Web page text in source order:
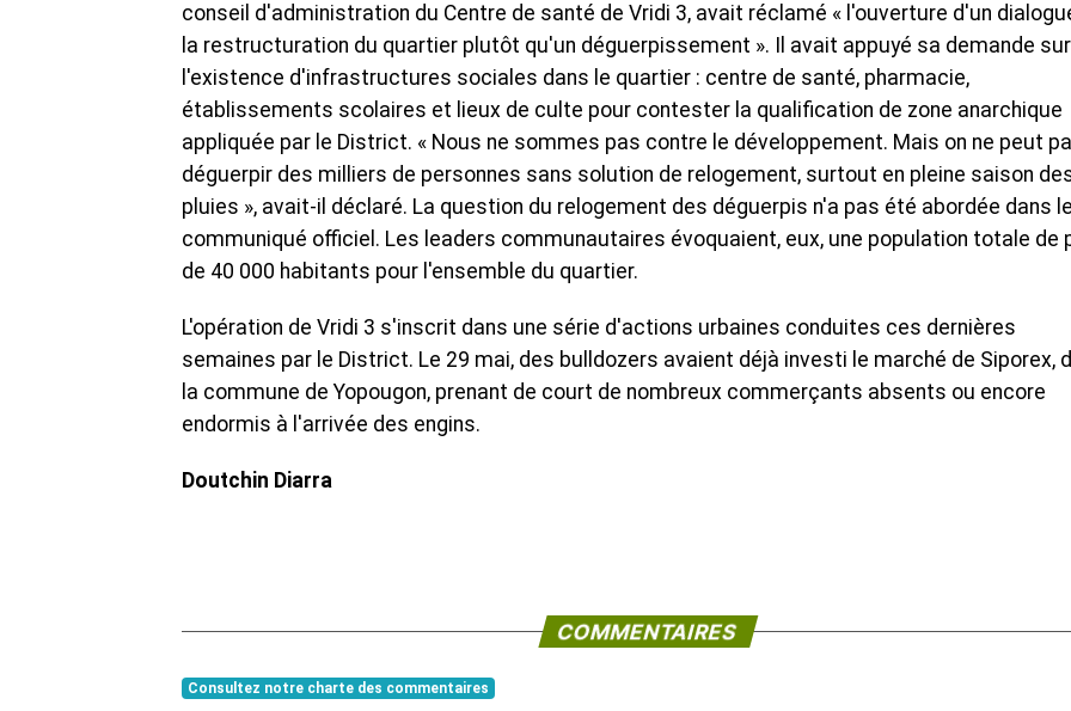
conseil d'administration du Centre de santé de Vridi 3, avait réclamé « l'ouverture d'un
la restructuration du quartier plutôt qu'un déguerpissement ». Il avait appuyé sa demande sur
l'existence d'infrastructures sociales dans le quartier : centre de santé, pharmacie,
établissements scolaires et lieux de culte pour contester la qualification de zone anarchique
appliquée par le District. « Nous ne sommes pas contre le développement. Mais on ne peut
déguerpir des milliers de personnes sans solution de relogement, surtout en pleine saison
pluies », avait-il déclaré. La question du relogement des déguerpis n'a pas été abordée dans le
communiqué officiel. Les leaders communautaires évoquaient, eux, une population totale de
de 40 000 habitants pour l'ensemble du quartier.
L'opération de Vridi 3 s'inscrit dans une série d'actions urbaines conduites ces dernières
semaines par le District. Le 29 mai, des bulldozers avaient déjà investi le marché de Siporex,
la commune de Yopougon, prenant de court de nombreux commerçants absents ou encore
endormis à l'arrivée des engins.
Doutchin Diarra
COMMENTAIRES
Consultez notre charte des commentaires